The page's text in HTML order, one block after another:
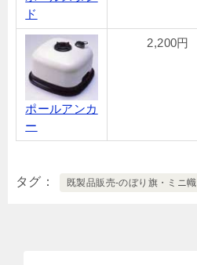
ド
ポールアンカ
ー
2,200円
タグ 既製品販売-のぼり旗・ミニ幟